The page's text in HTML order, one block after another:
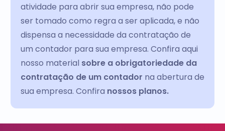
atividade para abrir sua empresa, não pode
ser tomado como regra a ser aplicada, e não
dispensa a necessidade da contratação de
um contador para sua empresa. Confira aqui
nosso material sobre a obrigatoriedade da
contratação de um contador na abertura de
sua empresa. Confira nossos planos.